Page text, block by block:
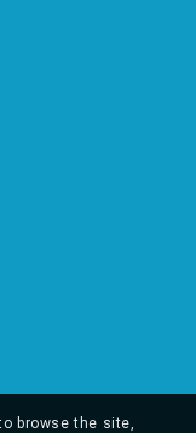
browse the site,